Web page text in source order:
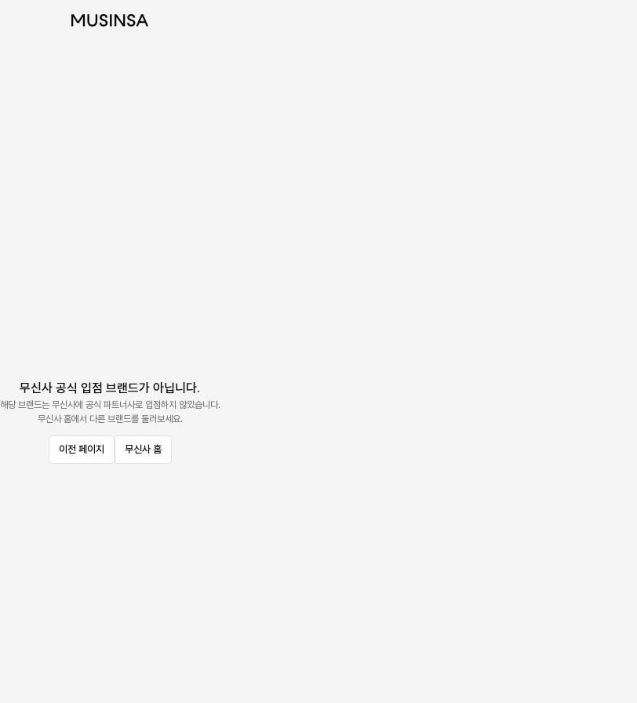
무신사 공식 입점 브랜드가 아닙니다.
해당 브랜드는 무신사에 공식 파트너사로 입점하지 않았습니다.
무신사 홈에서 다른 브랜드를 둘러보세요.
이전 페이지 무신사 홈